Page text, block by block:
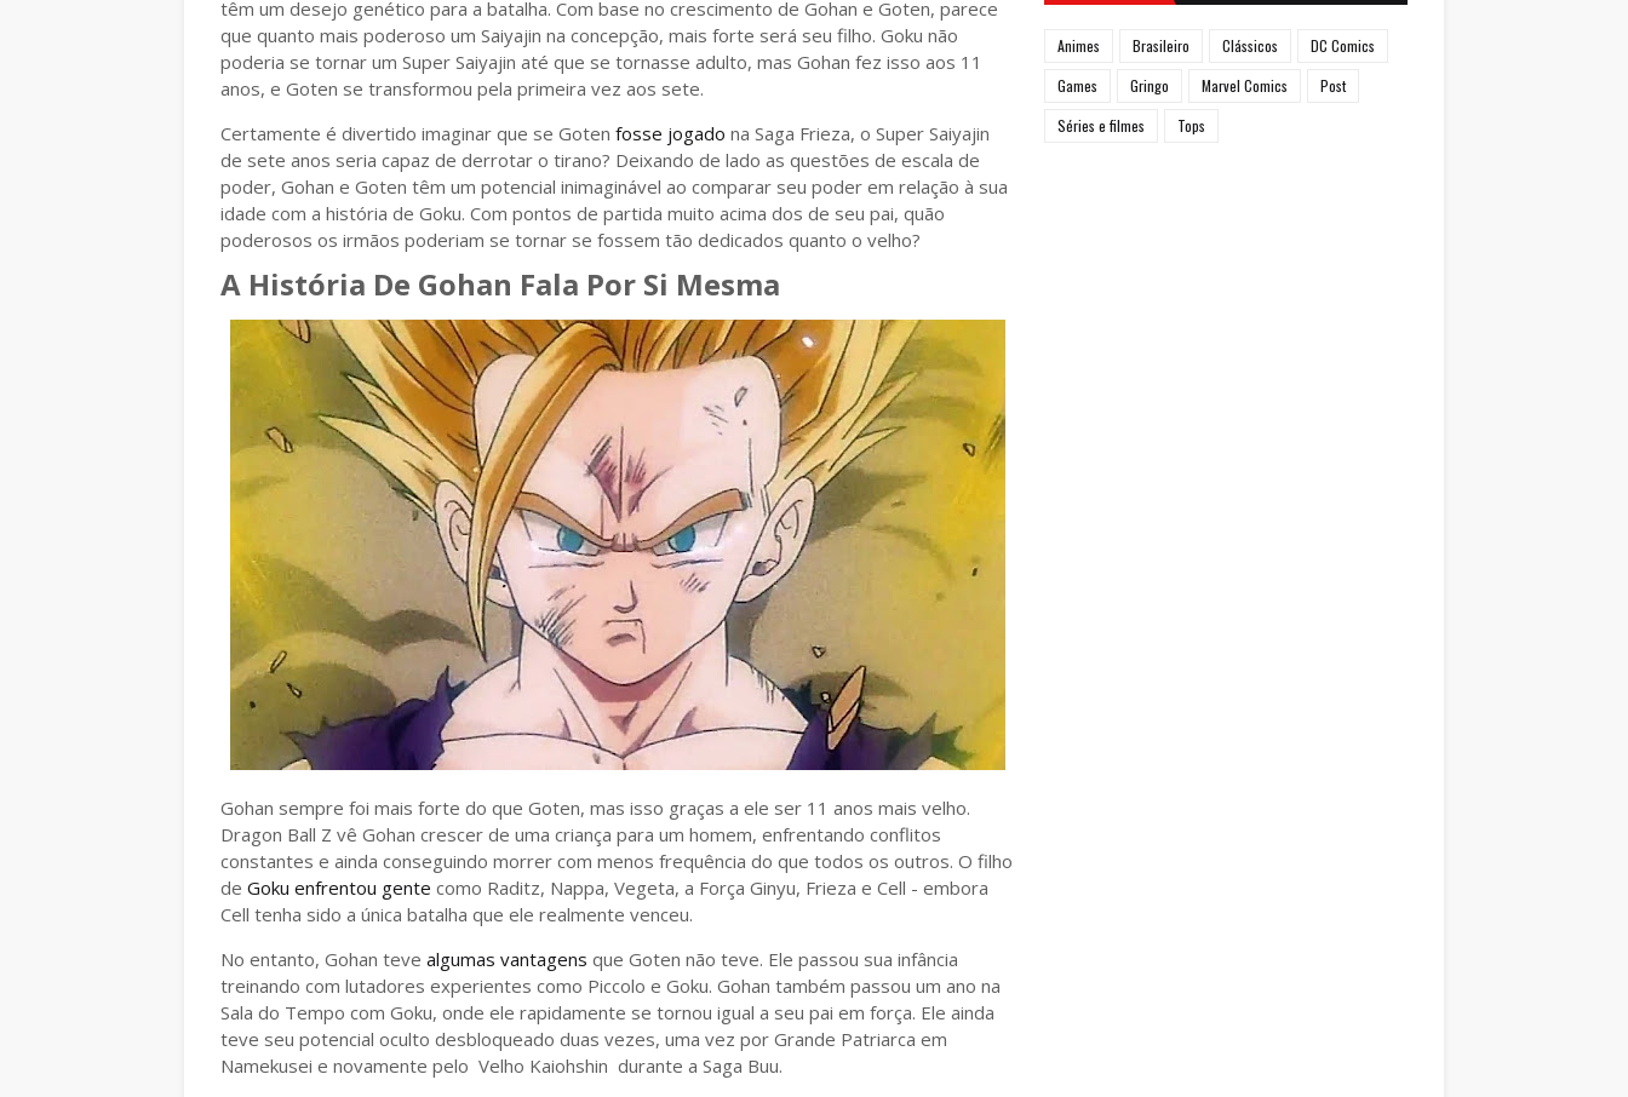
têm um desejo genético para a batalha. Com base no crescimento de Gohan e Goten, parece
que quanto mais poderoso um Saiyajin na concepção, mais forte será seu filho. Goku não
poderia se tornar um Super Saiyajin até que se tornasse adulto, mas Gohan fez isso aos 11
anos, e Goten se transformou pela primeira vez aos sete.
Certamente é divertido imaginar que se Goten fosse jogado na Saga Frieza, o Super Saiyajin
de sete anos seria capaz de derrotar o tirano? Deixando de lado as questões de escala de
poder, Gohan e Goten têm um potencial inimaginável ao comparar seu poder em relação à sua
idade com a história de Goku. Com pontos de partida muito acima dos de seu pai, quão
poderosos os irmãos poderiam se tornar se fossem tão dedicados quanto o velho?
A História De Gohan Fala Por Si Mesma
Gohan sempre foi mais forte do que Goten, mas isso graças a ele ser 11 anos mais velho.
Dragon Ball Z vê Gohan crescer de uma criança para um homem, enfrentando conflitos
constantes e ainda conseguindo morrer com menos frequência do que todos os outros. O filho
de Goku enfrentou gente como Raditz, Nappa, Vegeta, a Força Ginyu, Frieza e Cell - embora
Cell tenha sido a única batalha que ele realmente venceu.
No entanto, Gohan teve algumas vantagens que Goten não teve. Ele passou sua infância
treinando com lutadores experientes como Piccolo e Goku. Gohan também passou um ano na
Sala do Tempo com Goku, onde ele rapidamente se tornou igual a seu pai em força. Ele ainda
teve seu potencial oculto desbloqueado duas vezes, uma vez por Grande Patriarca em
Namekusei e novamente pelo Velho Kaiohshin durante a Saga Buu.
Animes Brasileiro Clássicos
DC Comics
Games
Gringo Marvel Comics
Post
Séries e filmes
Tops